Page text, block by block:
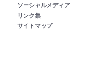
ソーシャルメディア
リンク集
サイトマップ